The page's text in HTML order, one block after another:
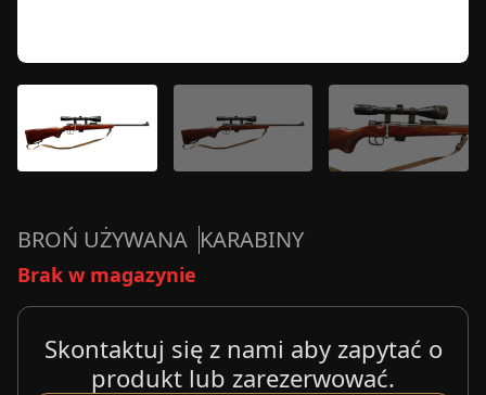
BROŃ UŻYWANA KARABINY
Brak w magazynie
Skontaktuj się z nami aby zapytać o
produkt lub zarezerwować.